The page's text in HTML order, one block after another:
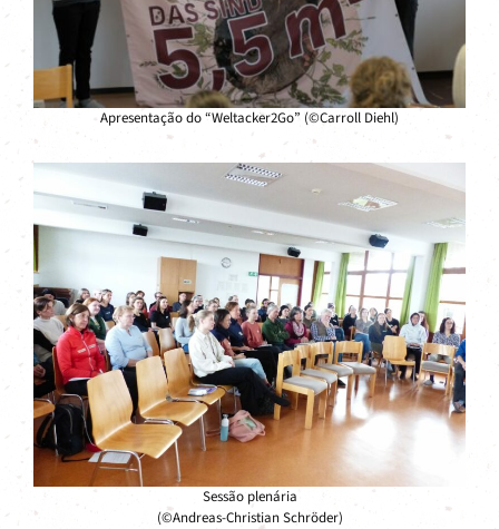
Apresentação do “Weltacker2Go” (©Carroll Diehl)
Sessão plenária
(©Andreas-Christian Schröder)